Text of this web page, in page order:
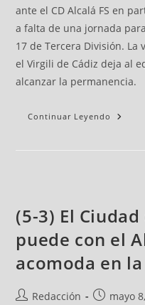
ante el CD Alcalá FS en
a falta de una jornada
17 de Tercera División.
el Virgili de Cádiz deja al
alcanzar la permanencia.
Continuar Leyendo
(5-3) El
puede con el
acomoda en
Redacción mayo